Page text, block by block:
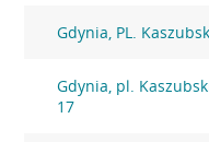
Gdynia, PL.
Gdynia, pl.
17